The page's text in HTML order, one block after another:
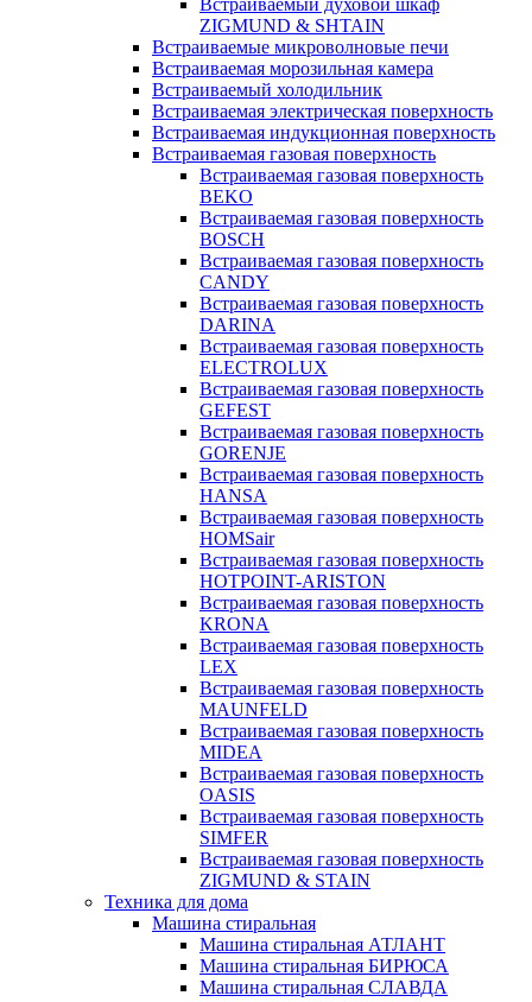
Встраиваемый духовой шкаф
ZIGMUND & SHTAIN
Встраиваемые микроволновые печи
Встраиваемая морозильная камера
Встраиваемый холодильник
Встраиваемая электрическая поверхность
Встраиваемая индукционная поверхность
Встраиваемая газовая поверхность
Встраиваемая газовая поверхность
BEKO
Встраиваемая газовая поверхность
BOSCH
Встраиваемая газовая поверхность
CANDY
Встраиваемая газовая поверхность
DARINA
Встраиваемая газовая поверхность
ELECTROLUX
Встраиваемая газовая поверхность
GEFEST
Встраиваемая газовая поверхность
GORENJE
Встраиваемая газовая поверхность
HANSA
Встраиваемая газовая поверхность
HOMSair
Встраиваемая газовая поверхность
HOTPOINT-ARISTON
Встраиваемая газовая поверхность
KRONA
Встраиваемая газовая поверхность
LEX
Встраиваемая газовая поверхность
MAUNFELD
Встраиваемая газовая поверхность
MIDEA
Встраиваемая газовая поверхность
OASIS
Встраиваемая газовая поверхность
SIMFER
Встраиваемая газовая поверхность
ZIGMUND & STAIN
Техника для дома
Машина стиральная
Машина стиральная АТЛАНТ
Машина стиральная БИРЮСА
Машина стиральная СЛАВДА